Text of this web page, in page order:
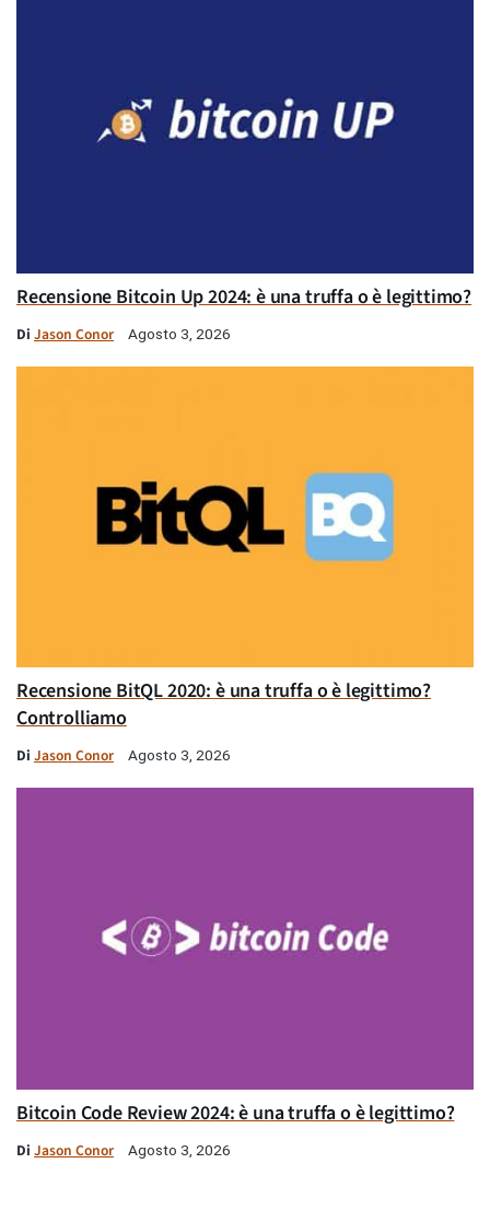
Recensione Bitcoin Up 2024: è una truffa o è legittimo?
Di Jason Conor Agosto 3, 2026
Recensione BitQL 2020: è una truffa o è legittimo?
Controlliamo
Di Jason Conor Agosto 3, 2026
Bitcoin Code Review 2024: è una truffa o è legittimo?
Di Jason Conor Agosto 3, 2026